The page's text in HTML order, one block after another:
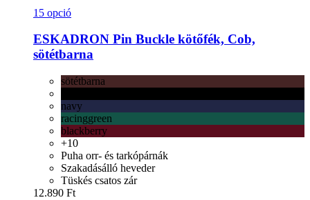
15 opció
ESKADRON Pin Buckle kötőfék, Cob,
sötétbarna
sötétbarna
navy
racinggreen
blackberry
+10
Puha orr- és tarkópárnák
Szakadásálló heveder
Tüskés csatos zár
12.890 Ft